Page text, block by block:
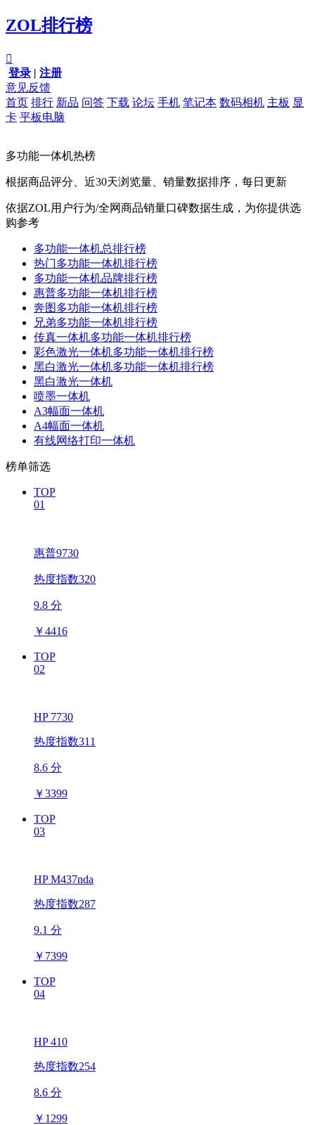
ZOL排行榜

登录 | 注册
意见反馈
首页 排行 新品 问答 下载 论坛 手机 笔记本 数码相机 主板 显
卡 平板电脑
多功能一体机热榜
根据商品评分、近30天浏览量、销量数据排序，每日更新
依据ZOL用户行为/全网商品销量口碑数据生成，为你提供选
购参考
多功能一体机总排行榜
热门多功能一体机排行榜
多功能一体机品牌排行榜
惠普多功能一体机排行榜
奔图多功能一体机排行榜
兄弟多功能一体机排行榜
传真一体机多功能一体机排行榜
彩色激光一体机多功能一体机排行榜
黑白激光一体机多功能一体机排行榜
黑白激光一体机
喷墨一体机
A3幅面一体机
A4幅面一体机
有线网络打印一体机
榜单筛选
TOP
01
惠普9730
热度指数320
9.8 分
￥4416
TOP
02
HP 7730
热度指数311
8.6 分
￥3399
TOP
03
HP M437nda
热度指数287
9.1 分
￥ 7399
TOP
04
HP 410
热度指数254
8.6 分
￥ 1299